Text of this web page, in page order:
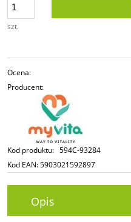
szt.
Ocena:
Producent:
Kod produktu: 594C-93284
Kod EAN:5903021592897
Opis